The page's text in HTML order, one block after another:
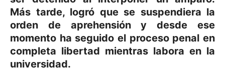
Más tarde, logró que se suspendiera la
orden de aprehensión y desde ese
momento ha seguido el proceso penal en
completa libertad mientras labora en la
universidad.